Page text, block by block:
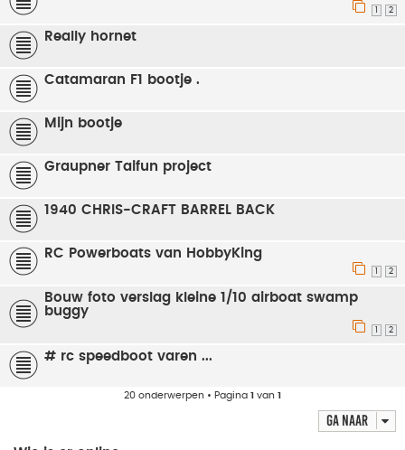
2
Really hornet
Catamaran F1 bootje .
Mijn bootje
Graupner Taifun project
1940 CHRIS-CRAFT BARREL BACK
RC Powerboats van HobbyKing
2
Bouw foto verslag kleine 1/10 airboat swamp
buggy
2
# rc speedboot varen ...
20 onderwerpen • Pagina 1 van 1
Ga naar